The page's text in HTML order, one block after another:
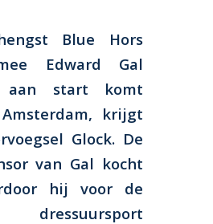
Blue Hors
Edward Gal
aan start komt
krijgt
Glock. De
van Gal kocht
hij voor de